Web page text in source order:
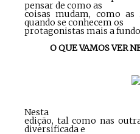
pensar de como as
coisas mudam, como
quando se conhecem os
protagonistas mais a
O QUE VAMOS VER
Nesta
edição, tal como nas
diversificada e